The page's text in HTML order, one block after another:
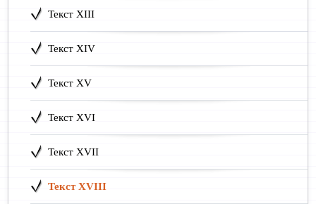
Текст XIII
Текст XIV
Текст XV
Текст XVI
Текст XVII
Текст XVIII